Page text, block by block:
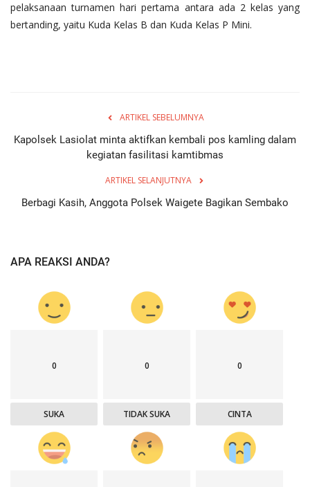
pelaksanaan turnamen hari pertama antara ada 2 kelas yang
bertanding, yaitu Kuda Kelas B dan Kuda Kelas P Mini.
ARTIKEL SEBELUMNYA
Kapolsek Lasiolat minta aktifkan kembali pos kamling dalam
kegiatan fasilitasi kamtibmas
ARTIKEL SELANJUTNYA
Berbagi Kasih, Anggota Polsek Waigete Bagikan Sembako
APA REAKSI ANDA?
0
SUKA
0
TIDAK SUKA
0
CINTA